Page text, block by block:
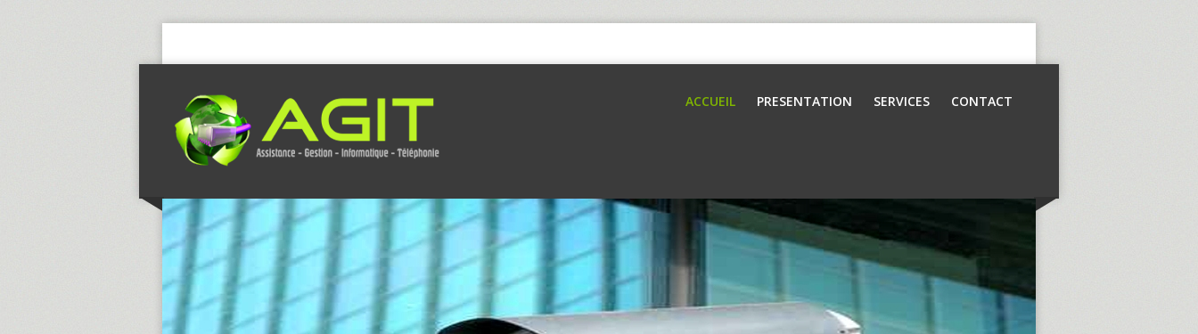
ACCUEIL PRESENTATION SERVICES CONTACT